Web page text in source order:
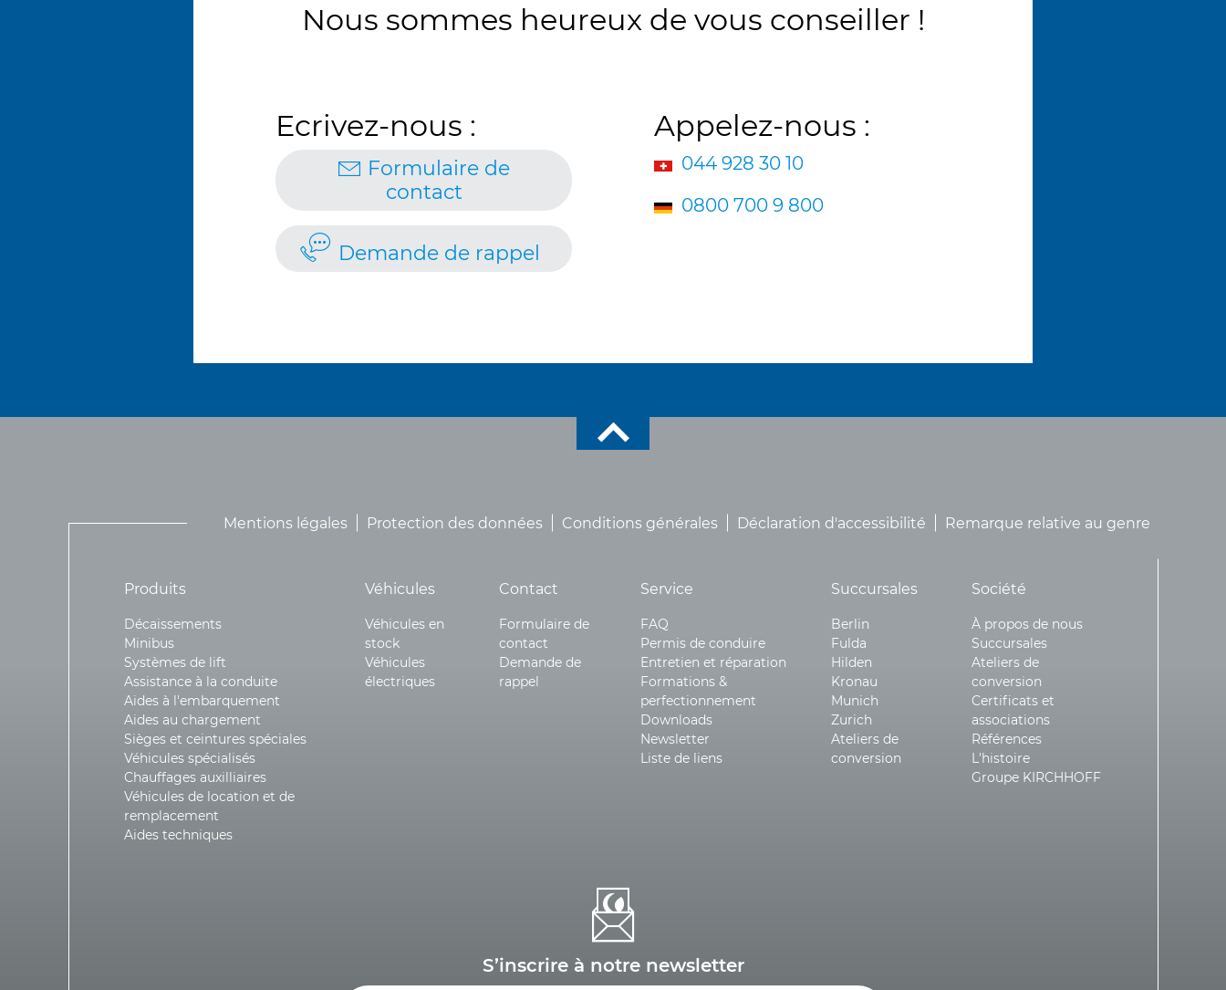
Nous sommes heureux de vous conseiller !
Ecrivez-nous :
Formulaire de
contact
Demande de rappel
Appelez-nous :
044 928 30 10
0800 700 9 800
Mentions légales Protection des données Conditions générales Déclaration d'accessibilité Remarque relative au genre
Produits
Décaissements
Minibus
Systèmes de lift
Assistance à la conduite
Aides à l'embarquement
Aides au chargement
Sièges et ceintures spéciales
Véhicules spécialisés
Chauffages auxilliaires
Véhicules de location et de
remplacement
Aides techniques
Véhicules
Véhicules en
stock
Véhicules
électriques
Contact
Formulaire de
contact
Demande de
rappel
Service
FAQ
Permis de conduire
Entretien et réparation
Formations &
perfectionnement
Downloads
Newsletter
Liste de liens
Succursales
Berlin
Fulda
Hilden
Kronau
Munich
Zurich
Ateliers de
conversion
Société
À propos de nous
Succursales
Ateliers de
conversion
Certificats et
associations
Références
L'histoire
Groupe KIRCHHOFF
S’inscrire à notre newsletter